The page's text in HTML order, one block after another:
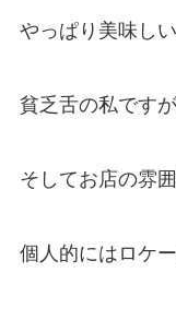
やっぱり美味しい
貧乏舌の私です
そしてお店の雰
個人的にはロケ